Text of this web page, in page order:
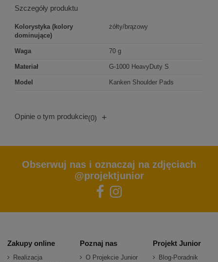
Szczegóły produktu
Kolorystyka (kolory
dominujące)
żółty/brązowy
Waga 70 g
Materiał G-1000 HeavyDuty S
Model Kanken Shoulder Pads
Opinie o tym produkcie(0) +
Obserwuj nas i oznaczaj na zdjęciach
@projektjunior
Zakupy online
Realizacja
Poznaj nas
O Projekcie Junior
Projekt Junior
Blog-Poradnik